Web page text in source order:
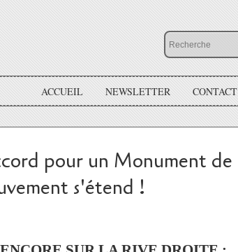
ACCUEIL NEWSLETTER CONTACT
pour un Monument de
s'étend !